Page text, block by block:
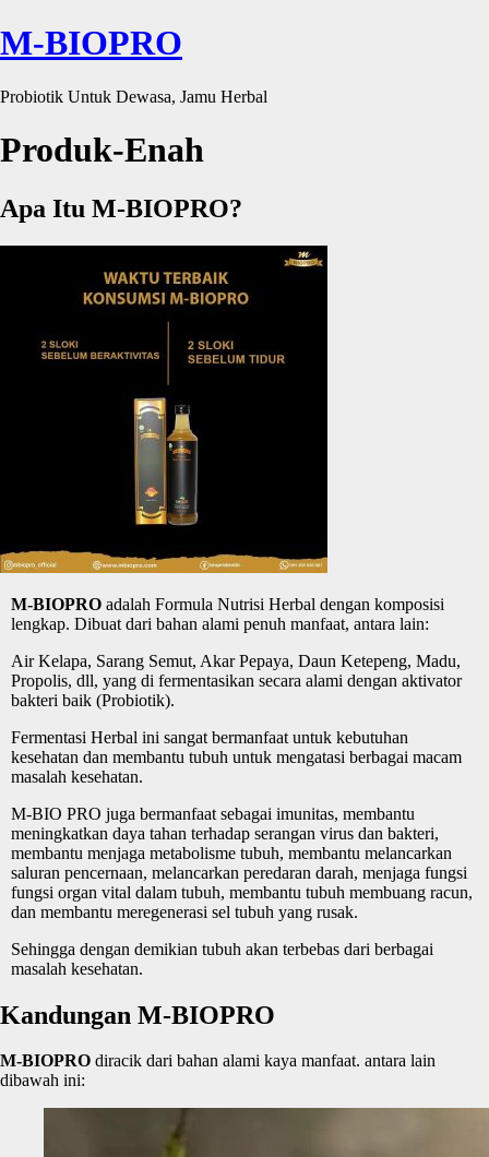
M-BIOPRO
Probiotik Untuk Dewasa, Jamu Herbal
Produk-Enah
Apa Itu M-BIOPRO?
M-BIOPRO adalah Formula Nutrisi Herbal dengan komposisi
lengkap. Dibuat dari bahan alami penuh manfaat, antara lain:
Air Kelapa, Sarang Semut, Akar Pepaya, Daun Ketepeng, Madu,
Propolis, dll, yang di fermentasikan secara alami dengan aktivator
bakteri baik (Probiotik).
Fermentasi Herbal ini sangat bermanfaat untuk kebutuhan
kesehatan dan membantu tubuh untuk mengatasi berbagai macam
masalah kesehatan.
M-BIO PRO juga bermanfaat sebagai imunitas, membantu
meningkatkan daya tahan terhadap serangan virus dan bakteri,
membantu menjaga metabolisme tubuh, membantu melancarkan
saluran pencernaan, melancarkan peredaran darah, menjaga fungsi
fungsi organ vital dalam tubuh, membantu tubuh membuang racun,
dan membantu meregenerasi sel tubuh yang rusak.
Sehingga dengan demikian tubuh akan terbebas dari berbagai
masalah kesehatan.
Kandungan M-BIOPRO
M-BIOPRO diracik dari bahan alami kaya manfaat. antara lain
dibawah ini: